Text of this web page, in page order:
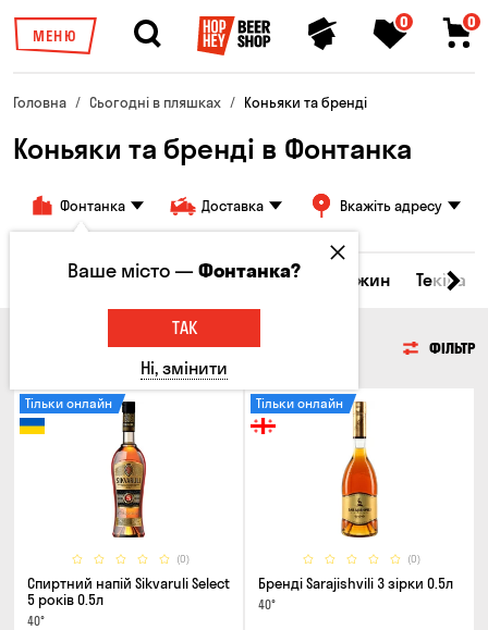
МЕНЮ
0 0
Головна Сьогодні в пляшках Коньяки та бренді
Коньяки та бренді в Фонтанка
Фонтанка Доставка Вкажіть адресу
та настоянки Коньяки та бренді Джин Текіла
КОНЬЯКИ ТА БРЕНДІ ФІЛЬТР
(0)
Тільки онлайн
Спиртний напій Sikvaruli Select
5 років 0.5л
40°
(0)
Тільки онлайн
Бренді Sarajishvili 3 зірки 0.5л
40°
Ваше місто —Фонтанка?
ТАК
Ні, змінити